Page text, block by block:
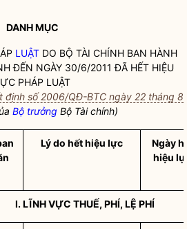
DANH MỤC
LUẬTDO BỘ TÀI CHÍNH BAN HÀNH
ĐẾN NGÀY 30/6/2011 ĐÃ HẾT HIỆU
PHÁP LUẬT
định số 2006/QĐ-BTC ngày 22 tháng 8
Bộ trưởng Bộ Tài chính)
Lý do hết hiệu lực
Ngày
hiệu
I. LĨNH VỰC THUẾ, PHÍ, LỆ PHÍ